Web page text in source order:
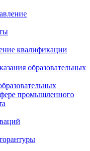
квалификации
образовательных
промышленного